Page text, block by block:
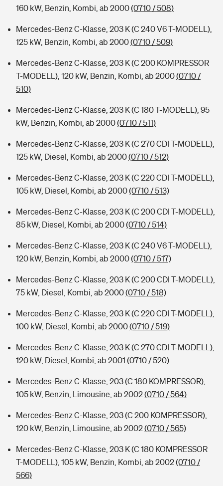
160 kW, Benzin, Kombi, ab 2000(0710 / 508)
Mercedes-Benz C-Klasse, 203 K (C 240 V6 T-MODELL),
125 kW, Benzin, Kombi, ab 2000(0710 / 509)
Mercedes-Benz C-Klasse, 203 K (C 200 KOMPRESSOR
T-MODELL), 120 kW, Benzin, Kombi, ab 2000(0710 /
510)
Mercedes-Benz C-Klasse, 203 K (C 180 T-MODELL), 95
kW, Benzin, Kombi, ab 2000(0710 / 511)
Mercedes-Benz C-Klasse, 203 K (C 270 CDI T-MODELL),
125 kW, Diesel, Kombi, ab 2000(0710 / 512)
Mercedes-Benz C-Klasse, 203 K (C 220 CDI T-MODELL),
105 kW, Diesel, Kombi, ab 2000(0710 / 513)
Mercedes-Benz C-Klasse, 203 K (C 200 CDI T-MODELL),
85 kW, Diesel, Kombi, ab 2000(0710 / 514)
Mercedes-Benz C-Klasse, 203 K (C 240 V6 T-MODELL),
120 kW, Benzin, Kombi, ab 2000(0710 / 517)
Mercedes-Benz C-Klasse, 203 K (C 200 CDI T-MODELL),
75 kW, Diesel, Kombi, ab 2000(0710 / 518)
Mercedes-Benz C-Klasse, 203 K (C 220 CDI T-MODELL),
100 kW, Diesel, Kombi, ab 2000(0710 / 519)
Mercedes-Benz C-Klasse, 203 K (C 270 CDI T-MODELL),
120 kW, Diesel, Kombi, ab 2001 (0710 / 520)
Mercedes-Benz C-Klasse, 203 (C 180 KOMPRESSOR),
105 kW, Benzin, Limousine, ab 2002(0710 / 564)
Mercedes-Benz C-Klasse, 203 (C 200 KOMPRESSOR),
120 kW, Benzin, Limousine, ab 2002(0710 / 565)
Mercedes-Benz C-Klasse, 203 K (C 180 KOMPRESSOR
T-MODELL), 105 kW, Benzin, Kombi, ab 2002(0710 /
566)